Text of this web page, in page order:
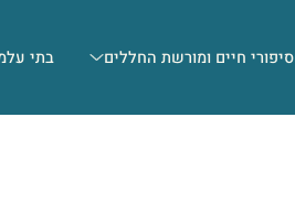
סיפורי חיים ומורשת החללים בתי